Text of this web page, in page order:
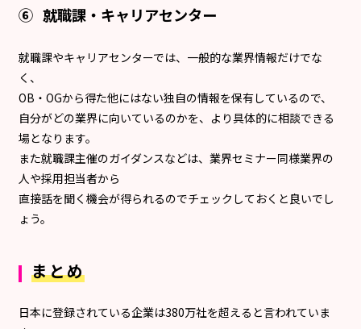
⑥ 就職課・キャリアセンター
就職課やキャリアセンターでは、一般的な業界情報だけでな
く、
OB・OGから得た他にはない独自の情報を保有しているので、
自分がどの業界に向いているのかを、より具体的に相談できる
場となります。
また就職課主催のガイダンスなどは、業界セミナー同様業界の
人や採用担当者から
直接話を聞く機会が得られるのでチェックしておくと良いでし
ょう。
まとめ
日本に登録されている企業は380万社を超えると言われていま